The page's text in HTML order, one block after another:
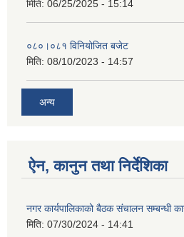
मिति: 06/25/2025 - 15:14
०८०।०८१ विनियोजित बजेट
मिति: 08/10/2023 - 14:57
अन्य
ऐन, कानुन तथा निर्देशिका
नगर कार्यपालिकाको बैठक संचालन सम्बन्धी
मिति: 07/30/2024 - 14:41